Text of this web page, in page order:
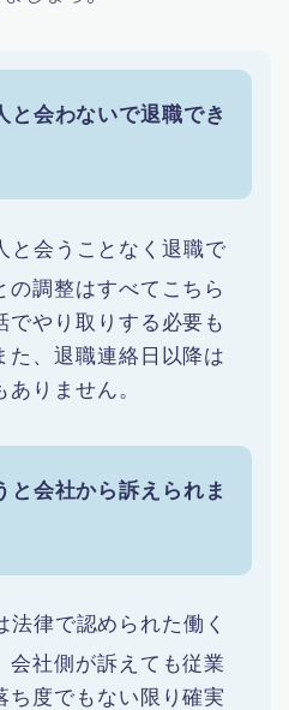
と会わないで退職でき
と会うことなく退職で
の調整はすべてこちら
でやり取りする必要も
た、退職連絡日以降は
りません。
と会社から訴えられま
法律で認められた働く
会社側が訴えても従業
ち度でもない限り確実